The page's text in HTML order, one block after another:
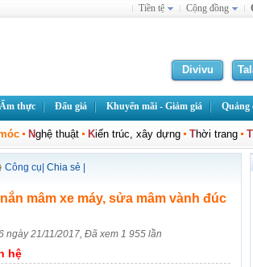
Tiền tệ Cộng đồng
Divivu
Ẩm thực Đấu giá Khuyến mãi - Giảm giá Quảng
Nghệ thuật Kiến trúc, xây dựng Thời trang T
Chia sẻ
Công cụ
mâm xe máy, sửa mâm vành đúc
ngày 21/11/2017, Đã xem 1 955 lần
hệ